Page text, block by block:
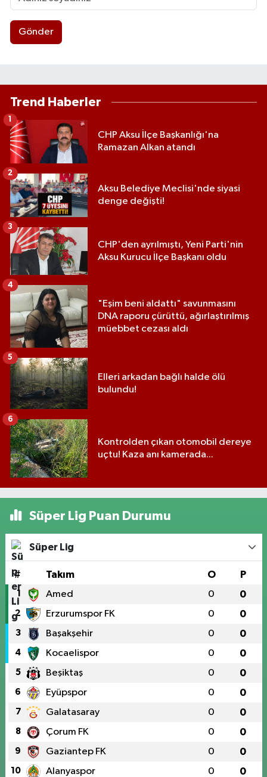
Gönder
Trend Haberler
CHP Aksu İlçe Başkanlığı'na
Ramazan Alkan atandı
1
Aksu Belediye Meclisi'nde siyasi
denge değişti!
2
CHP'den ayrılmıştı, Yeni Parti'nin
Aksu Kurucu İlçe Başkanı oldu
3
"Eşim beni aldattı" savunmasını
DNA raporu çürüttü, ağırlaştırılmış
müebbet cezası aldı
4
Elleri arkadan bağlı halde ölü
bulundu!
5
Kontrolden çıkan otomobil dereye
uçtu! Kaza anı kamerada...
6
Süper Lig Puan Durumu
Süper Lig
# Takım O P
1 Amed 0 0
2 Erzurumspor FK 0 0
3 Başakşehir 0 0
4 Kocaelispor 0 0
5 Beşiktaş 0 0
6 Eyüpspor 0 0
7 Galatasaray 0 0
8 Çorum FK 0 0
9 Gaziantep FK 0 0
10 Alanyaspor 0 0